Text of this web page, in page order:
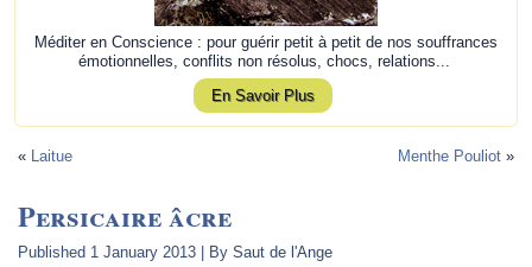
Méditer en Conscience : pour guérir petit à petit de nos souffrances
émotionnelles, conflits non résolus, chocs, relations...
En Savoir Plus
« Laitue Menthe Pouliot»
Persicaire âcre
Published 1 January 2013 By Saut de l'Ange